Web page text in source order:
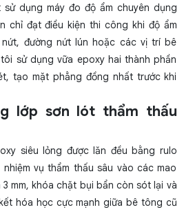
sử dụng máy đo độ ẩm chuyên dụng
chỉ đạt điều kiện thi công khi độ ẩm
đường nứt lún hoặc các vị trí bê
sử dụng vữa epoxy hai thành phần
tạo mặt phẳng đồng nhất trước khi
lớp sơn lót thẩm thấu
siêu lỏng được lăn đều bằng rulo
vụ thẩm thấu sâu vào các mao
mm, khóa chặt bụi bẩn còn sót lại và
hóa học cực mạnh giữa bê tông cũ